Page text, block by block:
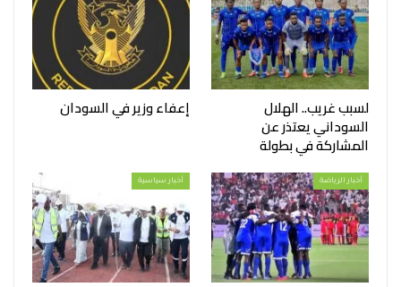
لسبب غريب.. الهلال
السوداني يعتذر عن
المشاركة في بطولة
إعفاء وزير في السودان
أخبار الرياضة أخبار سياسية